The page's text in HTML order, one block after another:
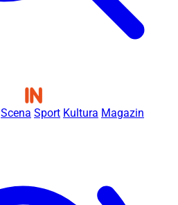
Scena Sport Kultura Magazin